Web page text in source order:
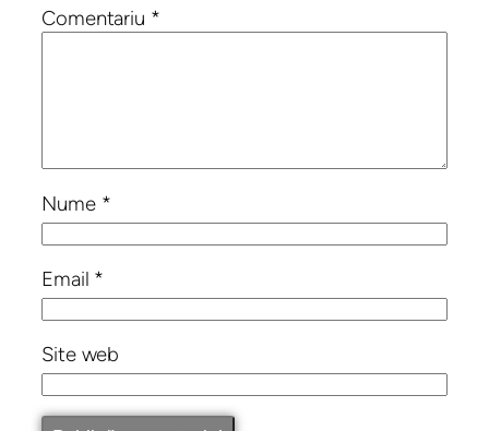
Comentariu *
Nume *
Email *
Site web